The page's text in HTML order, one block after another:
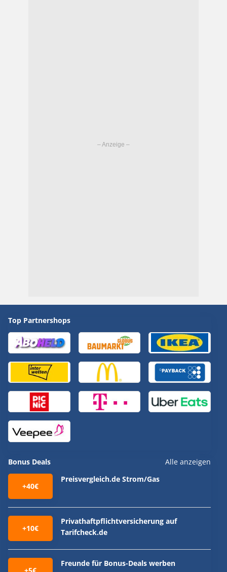
Top Partnershops
Bonus Deals Alle anzeigen
+40€
Preisvergleich.de Strom/Gas
+10€
Privathaftpflichtversicherung auf
Tarifcheck.de
+5€
Freunde für Bonus-Deals werben